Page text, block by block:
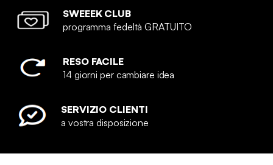
SWEEEK CLUB
programma fedeltà GRATUITO
RESO FACILE
14 giorni per cambiare idea
SERVIZIO CLIENTI
a vostra disposizione